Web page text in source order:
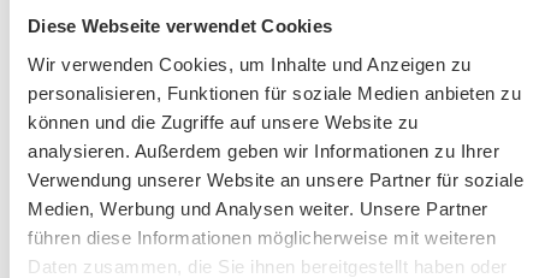
Diese Webseite verwendet Cookies
Wir verwenden Cookies, um Inhalte und Anzeigen zu
personalisieren, Funktionen für soziale Medien anbieten zu
können und die Zugriffe auf unsere Website zu
analysieren. Außerdem geben wir Informationen zu Ihrer
Verwendung unserer Website an unsere Partner für soziale
Medien, Werbung und Analysen weiter. Unsere Partner
führen diese Informationen möglicherweise mit weiteren
Daten zusammen, die Sie ihnen bereitgestellt haben oder
Metallgestell
Fragen zum Produkt?
Menü schließen